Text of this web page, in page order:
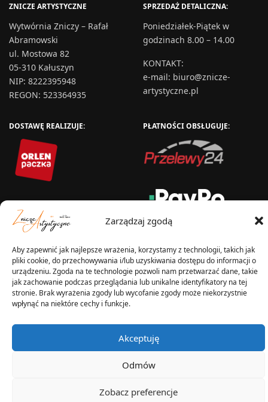
Zarządzaj zgodą
Aby zapewnić jak najlepsze wrażenia, korzystamy z technologii, takich jak
pliki cookie, do przechowywania i/lub uzyskiwania dostępu do informacji o
urządzeniu. Zgoda na te technologie pozwoli nam przetwarzać dane, takie
jak zachowanie podczas przeglądania lub unikalne identyfikatory na tej
stronie. Brak wyrażenia zgody lub wycofanie zgody może niekorzystnie
wpłynąć na niektóre cechy i funkcje.
Akceptuję
Odmów
Zobacz preferencje
ZNICZE ARTYSTYCZNE
Wytwórnia Zniczy – Rafał
Abramowski
ul. Mostowa 82
05-310 Kałuszyn
NIP: 8222395948
REGON: 523364935
SPRZEDAŻ DETALICZNA:
Poniedziałek-Piątek w
godzinach 8.00 – 14.00
KONTAKT:
e-mail: biuro@znicze-
artystyczne.pl
DOSTAWĘ REALIZUJE: PŁATNOŚCI OBSŁUGUJE:
WYSYŁKA W:
2025 © Znicz Polski -
Wytwórnia Zniczy
Wszelkie prawa zastrzeżone